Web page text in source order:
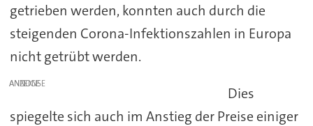
getrieben werden, konnten auch durch die
steigenden Corona-Infektionszahlen in Europa
nicht getrübt werden.
ANZEIGE
Dies
spiegelte sich auch im Anstieg der Preise einiger